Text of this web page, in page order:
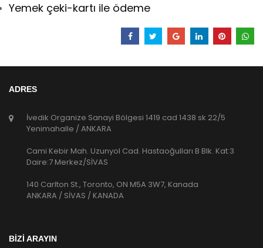
Yemek çeki-kartı ile ödeme
ADRES
İvedik Organize Sanayi Bölgesi 1419 cad 1438 sk 22/5
Yenimahalle / ANKARA
Cami Kebir Mah. Uzunyol Cad. Hastaoğulları B Blk. Kat:3
Daire:7 Merkez/SİVAS
140 Carlton St., Toronto, ON M5A 3W7, Kanada
ANKARA / SİVAS / KANADA
BİZİ ARAYIN